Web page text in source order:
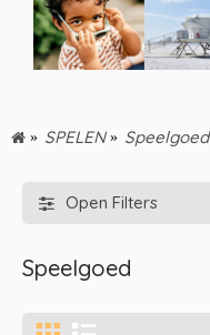
SPELEN Speelgoed
Open Filters
Speelgoed